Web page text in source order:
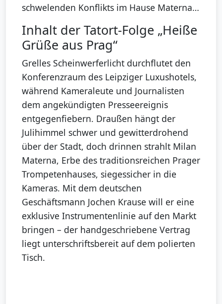
schwelenden Konflikts im Hause Materna…
Inhalt der Tatort-Folge „Heiße
Grüße aus Prag“
Grelles Scheinwerferlicht durchflutet den
Konferenzraum des Leipziger Luxushotels,
während Kameraleute und Journalisten
dem angekündigten Presseereignis
entgegenfiebern. Draußen hängt der
Julihimmel schwer und gewitterdrohend
über der Stadt, doch drinnen strahlt Milan
Materna, Erbe des traditionsreichen Prager
Trompetenhauses, siegessicher in die
Kameras. Mit dem deutschen
Geschäftsmann Jochen Krause will er eine
exklusive Instrumentenlinie auf den Markt
bringen – der handgeschriebene Vertrag
liegt unterschriftsbereit auf dem polierten
Tisch.